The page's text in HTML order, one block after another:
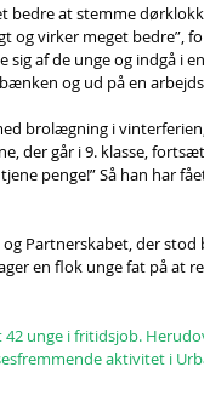
bedre at stemme
og virker meget bedre”,
sig af de unge og indgå i
og ud på en
brolægning i
der går i 9. klasse,
penge!” Så han har
og Partnerskabet, der
en flok unge fat på at
unge i fritidsjob.
aktivitet i